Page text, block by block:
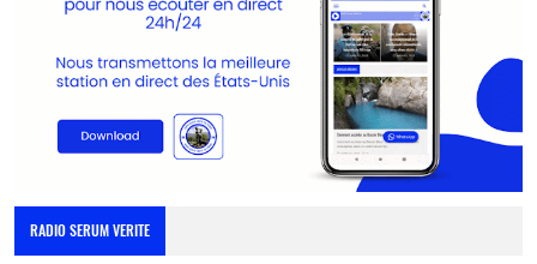
RADIO SERUM VERITE